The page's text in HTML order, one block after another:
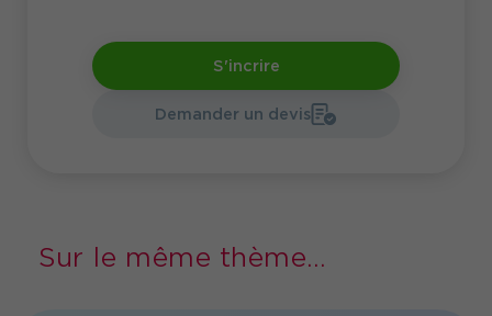
S'incrire
Demander un devis
Sur le même thème...